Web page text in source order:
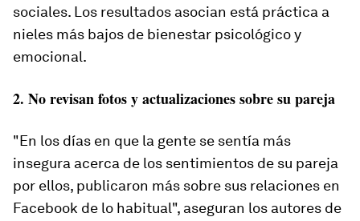
sociales. Los resultados asocian está práctica a
nieles más bajos de bienestar psicológico y
emocional.
2. No revisan fotos y actualizaciones sobre su pareja
"En los días en que la gente se sentía más
insegura acerca de los sentimientos de su pareja
por ellos, publicaron más sobre sus relaciones en
Facebook de lo habitual", aseguran los autores de